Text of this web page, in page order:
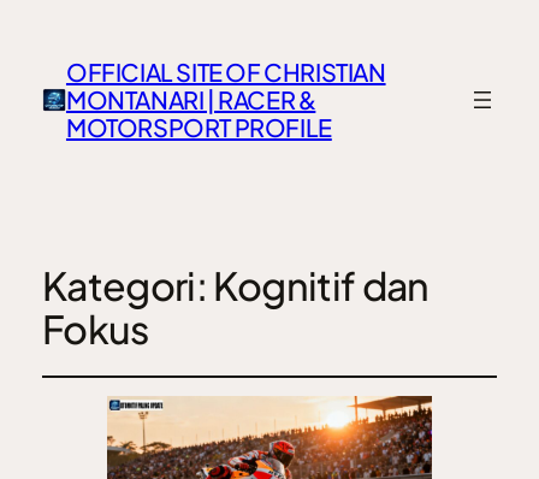
OFFICIAL SITE OF CHRISTIAN
MONTANARI | RACER &
MOTORSPORT PROFILE
Kategori: Kognitif dan
Fokus